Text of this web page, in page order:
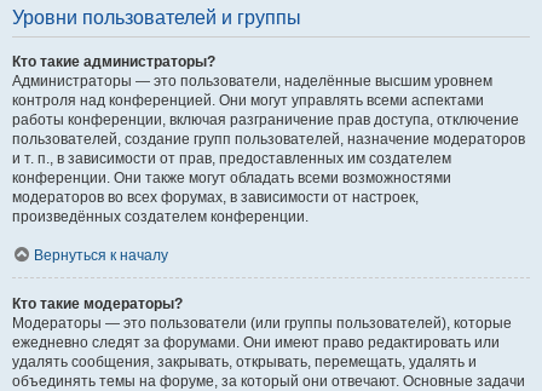
Уровни пользователей и группы
Кто такие администраторы?
Администраторы — это пользователи, наделённые высшим уровнем
контроля над конференцией. Они могут управлять всеми аспектами
работы конференции, включая разграничение прав доступа, отключение
пользователей, создание групп пользователей, назначение модераторов
и т. п., в зависимости от прав, предоставленных им создателем
конференции. Они также могут обладать всеми возможностями
модераторов во всех форумах, в зависимости от настроек,
произведённых создателем конференции.
Вернуться к началу
Кто такие модераторы?
Модераторы — это пользователи (или группы пользователей), которые
ежедневно следят за форумами. Они имеют право редактировать или
удалять сообщения, закрывать, открывать, перемещать, удалять и
объединять темы на форуме, за который они отвечают. Основные задачи